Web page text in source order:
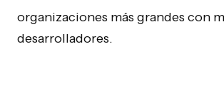
organizaciones más grandes con
desarrolladores.